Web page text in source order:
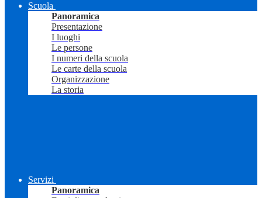
Scuola
Panoramica
Presentazione
I luoghi
Le persone
I numeri della scuola
Le carte della scuola
Organizzazione
La storia
Servizi
Panoramica